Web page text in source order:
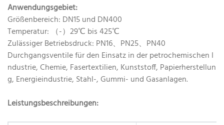
Anwendungsgebiet:
Größenbereich: DN15 und DN400
Temperatur: （-）29℃ bis 425℃
Zulässiger Betriebsdruck: PN16、PN25、PN40
Durchgangsventile für den Einsatz in der petrochemischen I
ndustrie, Chemie, Fasertextilien, Kunststoff, Papierherstellun
g, Energieindustrie, Stahl-, Gummi- und Gasanlagen.
Leistungsbeschreibungen: